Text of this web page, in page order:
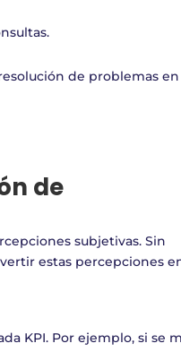
de problemas
de
subjetivas. Sin
estas percepciones
KPI. Por ejemplo, si se